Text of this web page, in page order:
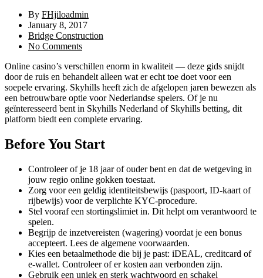
By FHjiloadmin
January 8, 2017
Bridge Construction
No Comments
Online casino’s verschillen enorm in kwaliteit — deze gids snijdt
door de ruis en behandelt alleen wat er echt toe doet voor een
soepele ervaring. Skyhills heeft zich de afgelopen jaren bewezen als
een betrouwbare optie voor Nederlandse spelers. Of je nu
geïnteresseerd bent in Skyhills Nederland of Skyhills betting, dit
platform biedt een complete ervaring.
Before You Start
Controleer of je 18 jaar of ouder bent en dat de wetgeving in
jouw regio online gokken toestaat.
Zorg voor een geldig identiteitsbewijs (paspoort, ID-kaart of
rijbewijs) voor de verplichte KYC-procedure.
Stel vooraf een stortingslimiet in. Dit helpt om verantwoord te
spelen.
Begrijp de inzetvereisten (wagering) voordat je een bonus
accepteert. Lees de algemene voorwaarden.
Kies een betaalmethode die bij je past: iDEAL, creditcard of
e-wallet. Controleer of er kosten aan verbonden zijn.
Gebruik een uniek en sterk wachtwoord en schakel